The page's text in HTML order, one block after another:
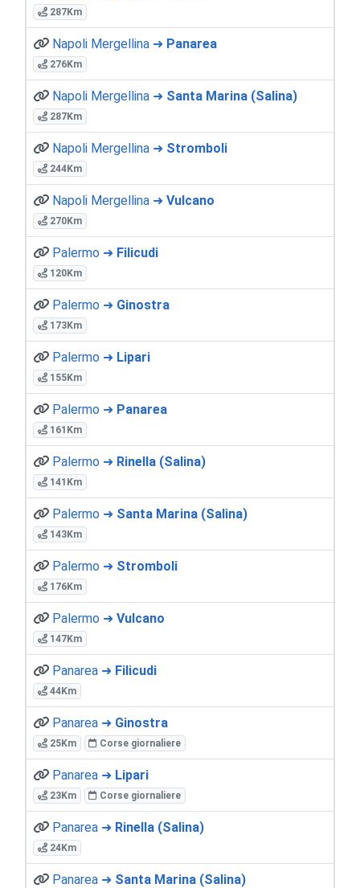
287Km
Napoli Mergellina ➜ Panarea
276Km
Napoli Mergellina ➜ Santa Marina (Salina)
287Km
Napoli Mergellina ➜ Stromboli
244Km
Napoli Mergellina ➜ Vulcano
270Km
Palermo ➜ Filicudi
120Km
Palermo ➜ Ginostra
173Km
Palermo ➜ Lipari
155Km
Palermo ➜ Panarea
161Km
Palermo ➜ Rinella (Salina)
141Km
Palermo ➜ Santa Marina (Salina)
143Km
Palermo ➜ Stromboli
176Km
Palermo ➜ Vulcano
147Km
Panarea ➜ Filicudi
44Km
Panarea ➜ Ginostra
25Km Corse giornaliere
Panarea ➜ Lipari
23Km Corse giornaliere
Panarea ➜ Rinella (Salina)
24Km
Panarea ➜ Santa Marina (Salina)